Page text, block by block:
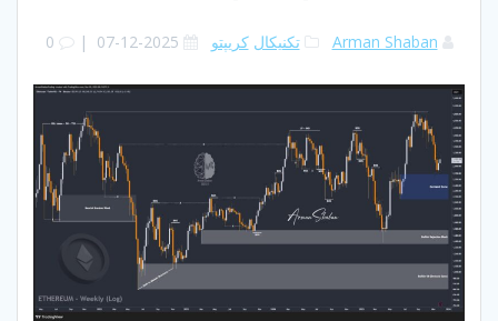
Arman Shaban تکنیکال کریپتو 2025-12-07
|
0